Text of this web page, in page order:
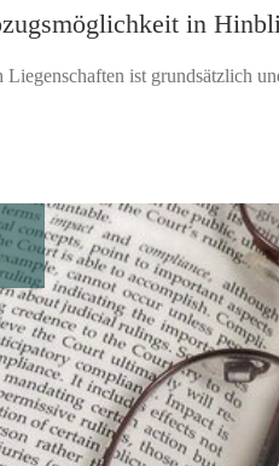
in
ist grundsätzlich